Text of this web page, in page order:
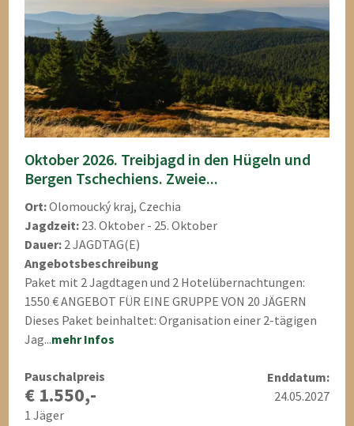
Oktober 2026. Treibjagd in den Hügeln und
Bergen Tschechiens. Zweie...
Ort:Olomoucký kraj, Czechia
Jagdzeit: 23. Oktober - 25. Oktober
Dauer: 2 JAGDTAG(E)
Angebotsbeschreibung
Paket mit 2 Jagdtagen und 2 Hotelübernachtungen:
1550 € ANGEBOT FÜR EINE GRUPPE VON 20 JÄGERN
Dieses Paket beinhaltet: Organisation einer 2-tägigen
Jag...mehr Infos
Pauschalpreis
€ 1.550,-
1 Jäger
Enddatum:
24.05.2027